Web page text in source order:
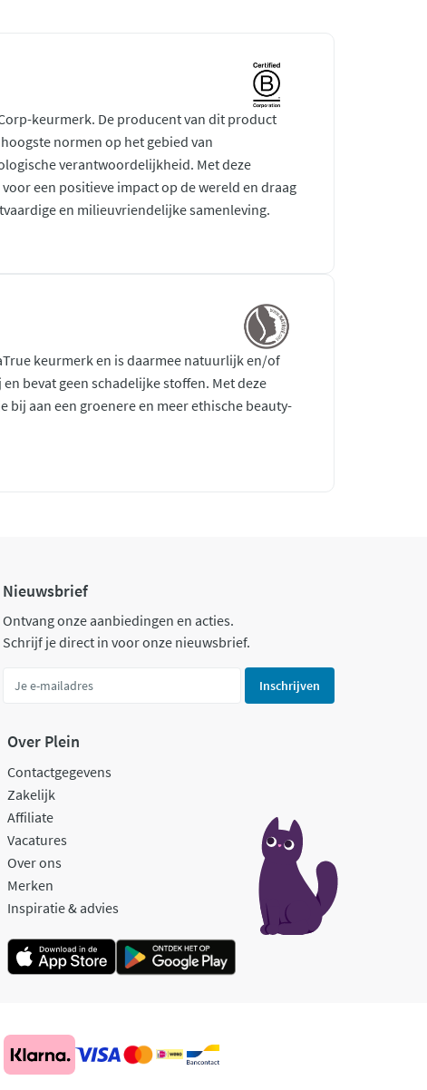
keurmerk. De producent van dit product
normen op het gebied van
verantwoordelijkheid. Met deze
een positieve impact op de wereld en draag
en milieuvriendelijke samenleving.
keurmerk en is daarmee natuurlijk en/of
bevat geen schadelijke stoffen. Met deze
bij aan een groenere en meer ethische beauty-
Nieuwsbrief
Ontvang onze aanbiedingen en acties.
Schrijf je direct in voor onze nieuwsbrief.
Inschrijven
Over Plein
Contactgegevens
Zakelijk
Affiliate
Vacatures
Over ons
Merken
Inspiratie & advies